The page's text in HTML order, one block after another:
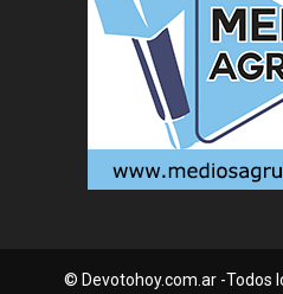
© Devotohoy.com.ar -Todos